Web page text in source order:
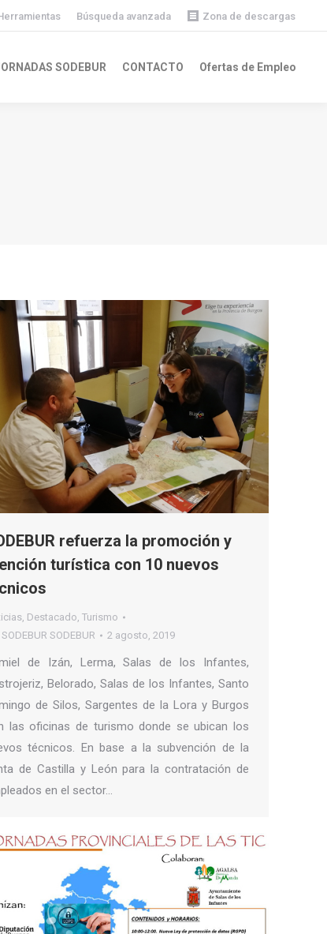
Búsqueda avanzada Zona de descargas
SODEBUR CONTACTO Ofertas de Empleo
refuerza la promoción y
turística con 10 nuevos
, Destacado, Turismo
SODEBUR SODEBUR 2 agosto, 2019
de Izán, Lerma, Salas de los Infantes,
Belorado, Salas de los Infantes, Santo
de Silos, Sargentes de la Lora y Burgos
las oficinas de turismo donde se ubican los
técnicos. En base a la subvención de la
de Castilla y León para la contratación de
en el sector…